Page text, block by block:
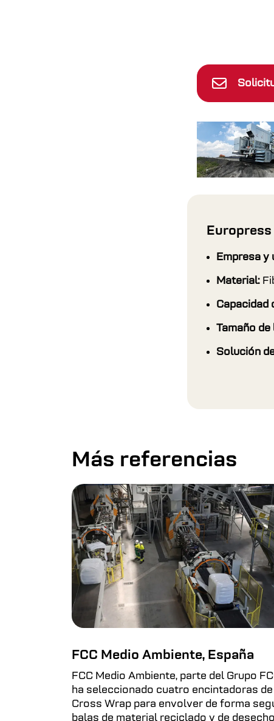
Empresa y
Material:
Capacidad
Tamaño de
Solución
Más referencias
FCC Medio Ambiente, España
FCC Medio Ambiente, parte del Grupo
ha seleccionado cuatro encintadoras de
Cross Wrap para envolver de forma
balas de material reciclado y de desecho